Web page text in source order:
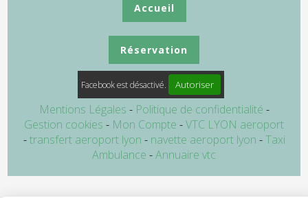
Accueil
Réservation
Facebook est désactivé. Autoriser
Mentions Légales
Politique de confidentialité
Gestion cookies
Mon Compte
VTC LYON aeroport
transfert aeroport lyon
navette aeroport lyon
Taxi
Ambulance
Annuaire vtc